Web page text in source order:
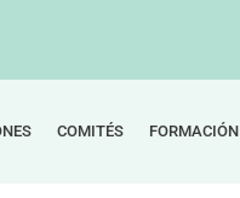
COMITÉS FORMACIÓN